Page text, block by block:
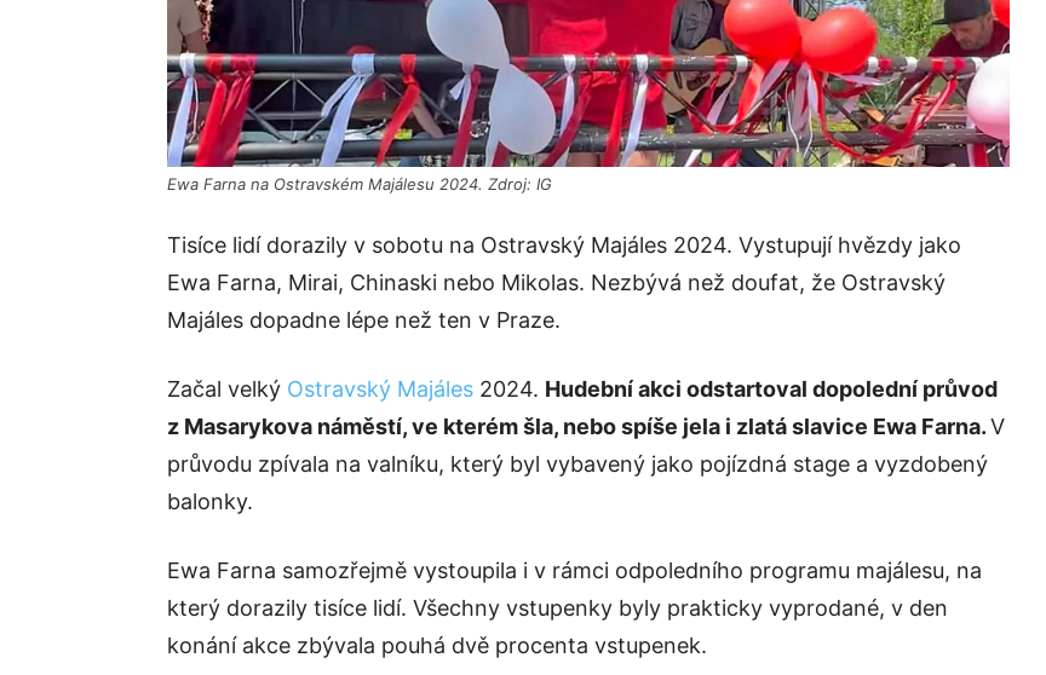
Ewa Farna na Ostravském Majálesu 2024. Zdroj: IG
Tisíce lidí dorazily v sobotu na Ostravský Majáles 2024. Vystupují hvězdy jako
Ewa Farna, Mirai, Chinaski nebo Mikolas. Nezbývá než doufat, že Ostravský
Majáles dopadne lépe než ten v Praze.
Začal velký Ostravský Majáles 2024. Hudební akci odstartoval dopolední průvod
z Masarykova náměstí, ve kterém šla, nebo spíše jela i zlatá slavice Ewa Farna.V
průvodu zpívala na valníku, který byl vybavený jako pojízdná stage a vyzdobený
balonky.
Ewa Farna samozřejmě vystoupila i v rámci odpoledního programu majálesu, na
který dorazily tisíce lidí. Všechny vstupenky byly prakticky vyprodané, v den
konání akce zbývala pouhá dvě procenta vstupenek.